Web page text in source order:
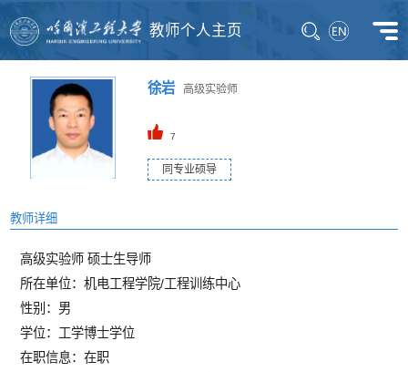
教师个人主页
徐岩高级实验师
7
同专业硕导
教师详细
高级实验师 硕士生导师
所在单位：机电工程学院/工程训练中心
性别：男
学位：工学博士学位
在职信息：在职